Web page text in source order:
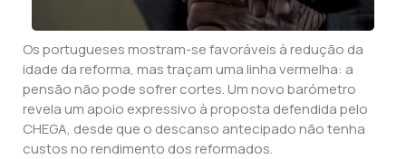
Os portugueses mostram-se favoráveis à redução da
idade da reforma, mas traçam uma linha vermelha: a
pensão não pode sofrer cortes. Um novo barómetro
revela um apoio expressivo à proposta defendida pelo
CHEGA, desde que o descanso antecipado não tenha
custos no rendimento dos reformados.